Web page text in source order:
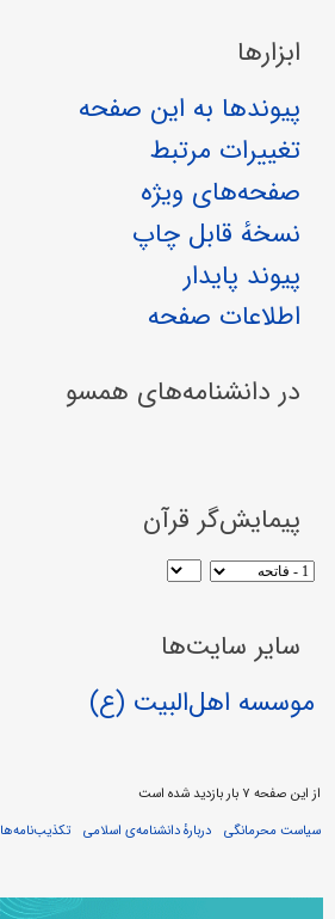
ابزارها
پیوندها به این صفحه
تغییرات مرتبط
صفحه‌های ویژه
نسخهٔ قابل چاپ
پیوند پایدار
اطلاعات صفحه
در دانشنامه‌های همسو
پیمایش‌گر قرآن
سایر سایت‌ها
موسسه اهل‌البیت (ع)
از این صفحه ۷ بار بازدید شده است
سیاست محرمانگی
دربارهٔ دانشنامه‌ی اسلامی تکذیب‌نامه‌ها